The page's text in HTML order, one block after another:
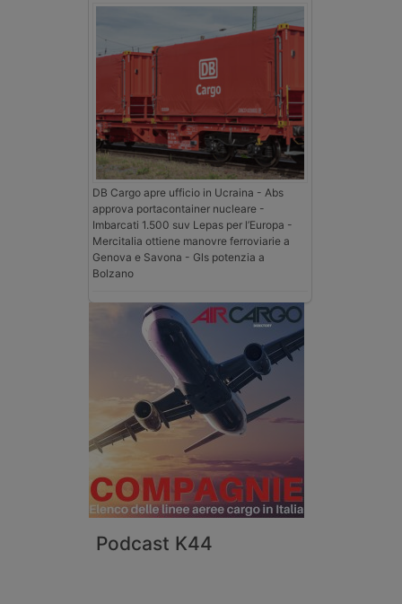
DB Cargo apre ufficio in Ucraina - Abs
approva portacontainer nucleare -
Imbarcati 1.500 suv Lepas per l’Europa -
Mercitalia ottiene manovre ferroviarie a
Genova e Savona - Gls potenzia a
Bolzano
Podcast K44